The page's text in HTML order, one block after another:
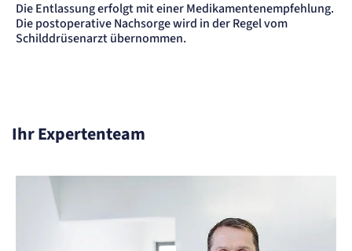
Die Entlassung erfolgt mit einer Medikamentenempfehlung.
Die postoperative Nachsorge wird in der Regel vom
Schilddrüsenarzt übernommen.
Ihr Expertenteam